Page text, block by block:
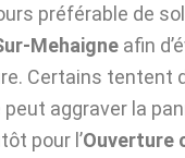
préférable de
Mehaigne afin
Certains tentent
aggraver la
pour l’Ouverture